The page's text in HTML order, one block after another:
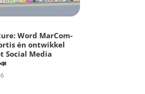
Word MarCom-
én ontwikkel
Social Media